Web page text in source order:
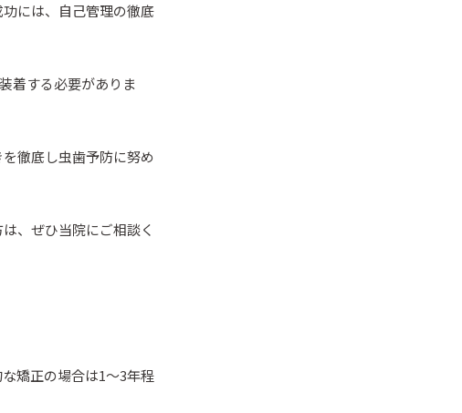
には、自己管理の徹底
着する必要がありま
徹底し虫歯予防に努め
、ぜひ当院にご相談く
矯正の場合は1〜3年程